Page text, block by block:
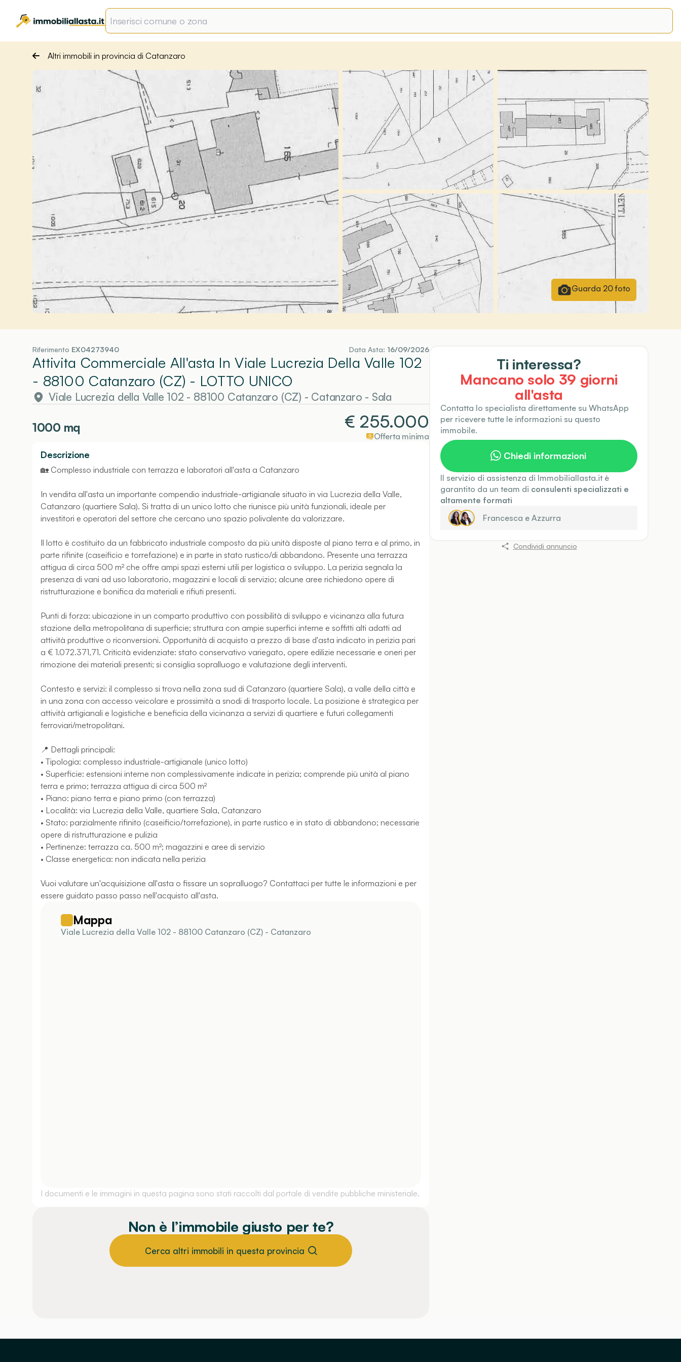
Altri immobili in provincia di Catanzaro
Guarda 20foto
Riferimento EX04273940 Data Asta: 16/09/2026
Attivita Commerciale All'asta In Viale Lucrezia Della Valle 102
- 88100 Catanzaro (CZ) - LOTTO UNICO
Viale Lucrezia della Valle 102 - 88100 Catanzaro (CZ) - Catanzaro - Sala
1000 mq € 255.000
Offerta minima
Descrizione
🏡 Complesso industriale con terrazza e laboratori all'asta a Catanzaro
In vendita all'asta un importante compendio industriale-artigianale situato in via Lucrezia della Valle,
Catanzaro (quartiere Sala). Si tratta di un unico lotto che riunisce più unità funzionali, ideale per
investitori e operatori del settore che cercano uno spazio polivalente da valorizzare.
Il lotto è costituito da un fabbricato industriale composto da più unità disposte al piano terra e al primo, in
parte rifinite (caseificio e torrefazione) e in parte in stato rustico/di abbandono. Presente una terrazza
attigua di circa 500 m² che offre ampi spazi esterni utili per logistica o sviluppo. La perizia segnala la
presenza di vani ad uso laboratorio, magazzini e locali di servizio; alcune aree richiedono opere di
ristrutturazione e bonifica da materiali e rifiuti presenti.
Punti di forza: ubicazione in un comparto produttivo con possibilità di sviluppo e vicinanza alla futura
stazione della metropolitana di superficie; struttura con ampie superfici interne e soffitti alti adatti ad
attività produttive o riconversioni. Opportunità di acquisto a prezzo di base d'asta indicato in perizia pari
a € 1.072.371,71. Criticità evidenziate: stato conservativo variegato, opere edilizie necessarie e oneri per
rimozione dei materiali presenti; si consiglia sopralluogo e valutazione degli interventi.
Contesto e servizi: il complesso si trova nella zona sud di Catanzaro (quartiere Sala), a valle della città e
in una zona con accesso veicolare e prossimità a snodi di trasporto locale. La posizione è strategica per
attività artigianali e logistiche e beneficia della vicinanza a servizi di quartiere e futuri collegamenti
ferroviari/metropolitani.
📍 Dettagli principali:
• Tipologia: complesso industriale-artigianale (unico lotto)
• Superficie: estensioni interne non complessivamente indicate in perizia; comprende più unità al piano
terra e primo; terrazza attigua di circa 500 m²
• Piano: piano terra e piano primo (con terrazza)
• Località: via Lucrezia della Valle, quartiere Sala, Catanzaro
• Stato: parzialmente rifinito (caseificio/torrefazione), in parte rustico e in stato di abbandono; necessarie
opere di ristrutturazione e pulizia
• Pertinenze: terrazza ca. 500 m²; magazzini e aree di servizio
• Classe energetica: non indicata nella perizia
Vuoi valutare un'acquisizione all'asta o fissare un sopralluogo? Contattaci per tutte le informazioni e per
essere guidato passo passo nell'acquisto all'asta.
Mappa
Viale Lucrezia della Valle 102 - 88100 Catanzaro (CZ) - Catanzaro
I documenti e le immagini in questa pagina sono stati raccolti dal portale di vendite pubbliche ministeriale.
Non è l’immobile giusto per te?
Cerca altri immobili in questa provincia
Ti interessa?
Mancano solo 39 giorni
all'asta
Contatta lo specialista direttamente su WhatsApp
per ricevere tutte le informazioni su questo
immobile.
Chiedi informazioni
Il servizio di assistenza di Immobiliallasta.it è
garantito da un team di consulenti specializzati e
altamente formati
Francesca e Azzurra
Condividi annuncio